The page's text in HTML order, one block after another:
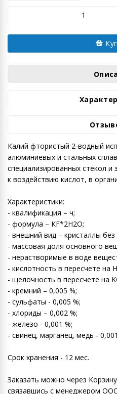
Калий фтористый 2-водный
алюминиевых и стальных
специализированных стекол
к воздействию кислот, в
Характеристики:
- квалификация – ч;
- формула – КF*2H2O;
- внешний вид – кристаллы без
- массовая доля основного
- нерастворимые в воде
- кислотность в пересчете на
- щелочность в пересчете на
- кремний – 0,005 %;
- сульфаты - 0,005 %;
- хлориды – 0,002 %;
- железо - 0,001 %;
- cвинец, марганец, медь -
Срок хранения - 12 мес.
Заказать можно через
связавшись с менеджером